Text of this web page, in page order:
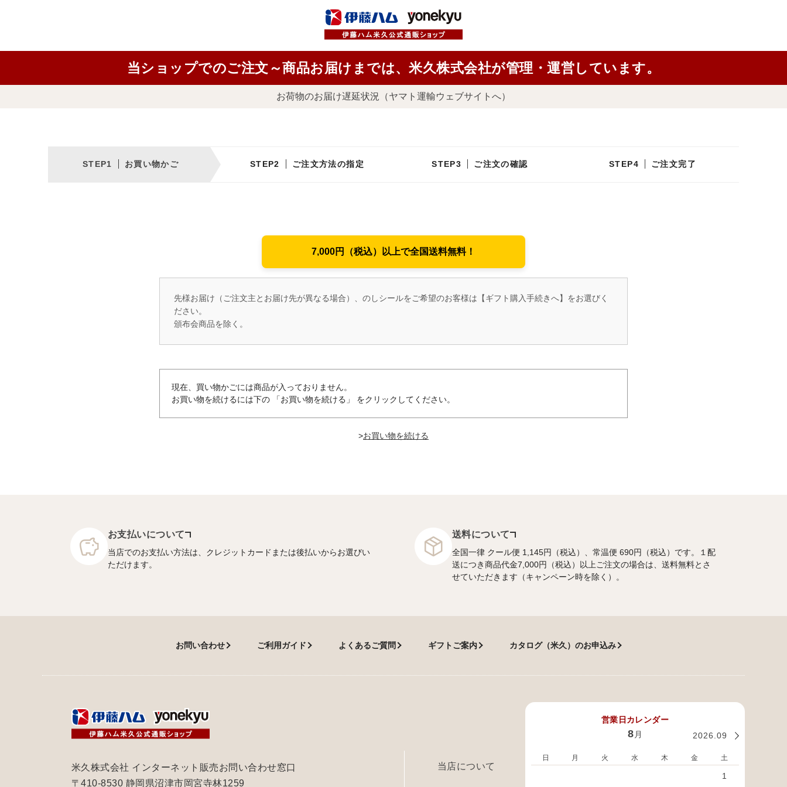
当ショップでのご注文～商品お届けまでは、米久株式会社が管理・運営しています。
お荷物のお届け遅延状況（ヤマト運輸ウェブサイトへ）
お買い物かご ご注文方法の指定 ご注文の確認 ご注文完了
7,000円（税込）以上で全国送料無料！
先様お届け（ご注文主とお届け先が異なる場合）、のしシールをご希望のお客様は【ギフト購入手続きへ】をお選びく
ださい。
頒布会商品を除く。
現在、買い物かごには商品が入っておりません。
お買い物を続けるには下の 「お買い物を続ける」 をクリックしてください。
>
お支払いについて
当店でのお支払い方法は、クレジットカードまたは後払いからお選びい
ただけます。
送料について
全国一律 クール便 1,145円（税込）、常温便 690円（税込）です。１配
送につき商品代金7,000円（税込）以上ご注文の場合は、送料無料とさ
せていただきます（キャンペーン時を除く）。
お問い合わせ ご利用ガイド よくあるご質問 ギフトご案内 カタログ（米久）のお申込み
米久株式会社 インターネット販売お問い合わせ窓口
〒410-8530 静岡県沼津市岡宮寺林1259
当店について
営業日カレンダー
8 月 2026.09
日 月 火 水 木 金 土
1